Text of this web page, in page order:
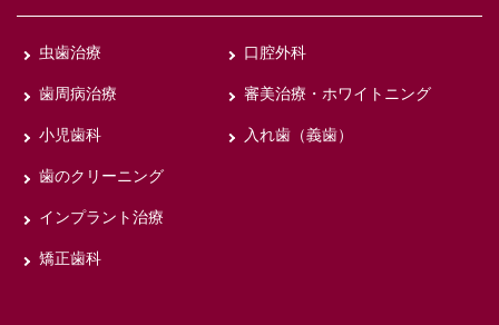
虫歯治療
歯周病治療
小児歯科
歯のクリーニング
インプラント治療
矯正歯科
口腔外科
審美治療・ホワイトニング
入れ歯（義歯）